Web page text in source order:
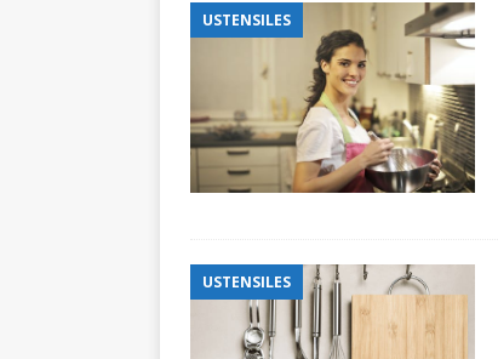
USTENSILES
USTENSILES